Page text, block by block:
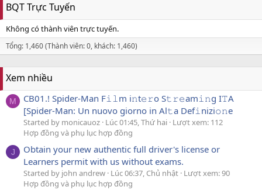
BQT Trực Tuyến
Không có thành viên trực tuyến.
Tổng: 1,460 (Thành viên: 0, khách: 1,460)
Xem nhiều
M
CB01.! Spider-Man F𝚒𝚕m i𝚗t𝚎𝚛o S𝚝𝚛𝚎am𝚒𝚗g I𝚃A
[Spider-Man: Un nuovo giorno in Al𝚝a Def𝚒nizi𝚘𝚗e
Started by monicauoz Lúc 01:45, Thứ hai Lượt xem: 112
Hợp đồng và phụ lục hợp đồng
J
Obtain your new authentic full driver's license or
Learners permit with us without exams.
Started by john andrew Lúc 06:37, Chủ nhật Lượt xem: 90
Hợp đồng và phụ lục hợp đồng